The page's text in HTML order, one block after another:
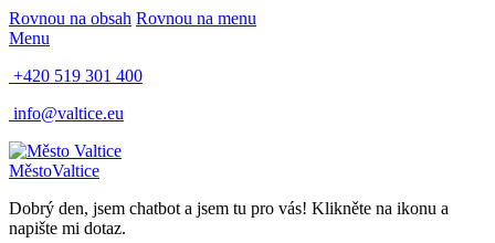
Rovnou na obsah Rovnou na menu
Menu
+420 519 301 400
info@valtice.eu
MěstoValtice
Dobrý den, jsem chatbot a jsem tu pro vás! Klikněte na ikonu a
napište mi dotaz.